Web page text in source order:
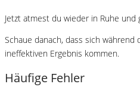
Jetzt atmest du wieder in Ruhe
Schaue danach, dass sich
ineffektiven Ergebnis kommen.
Häufige Fehler